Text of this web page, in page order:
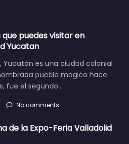
puedes visitar en
Yucatan
Yucatán es una ciudad colonial
pueblo magico hace
fue el segundo…
No comments
de la Expo-Feria Valladolid